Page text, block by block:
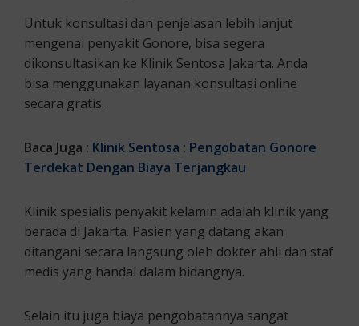
Untuk konsultasi dan penjelasan lebih lanjut
mengenai penyakit Gonore, bisa segera
dikonsultasikan ke Klinik Sentosa Jakarta. Anda
bisa menggunakan layanan konsultasi online
secara gratis.
Baca Juga : Klinik Sentosa : Pengobatan Gonore
Terdekat Dengan Biaya Terjangkau
Klinik spesialis penyakit kelamin adalah klinik yang
berada di Jakarta. Pasien yang datang akan
ditangani secara langsung oleh dokter ahli dan staf
medis yang handal dalam bidangnya.
Selain itu juga biaya pengobatannya sangat